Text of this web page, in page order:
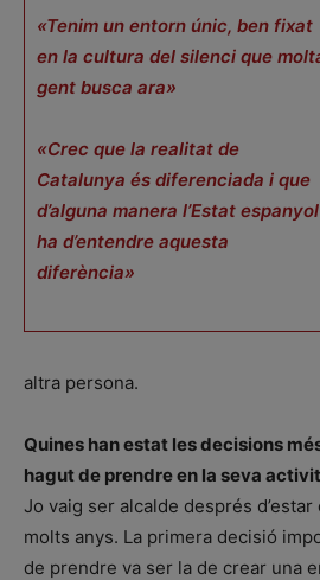
«Tenim un entorn únic, ben fixat
en la cultura del silenci que
gent busca ara»
«Crec que la realitat de
Catalunya és diferenciada i que
d’alguna manera l’Estat espanyol
ha d’entendre aquesta
diferència»
altra persona.
Quines han estat les decisions
hagut de prendre en la seva
Jo vaig ser alcalde després
molts anys. La primera decisió
de prendre va ser la de crear una